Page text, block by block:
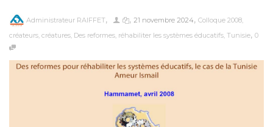
Administrateur RAIFFET, , 21 novembre 2024, Colloque 2008
créateurs créatures Des reformes réhabiliter les systèmes éducatifs Tunisie, 0